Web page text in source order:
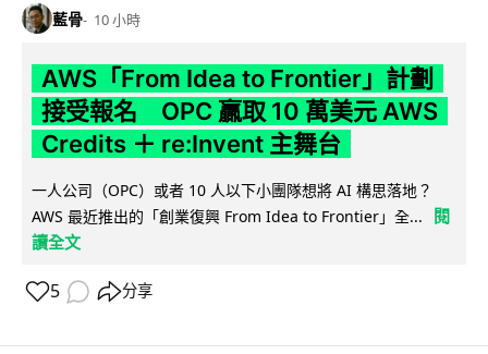
藍骨 10 小時
AWS「From Idea to Frontier」計劃
接受報名 OPC 贏取 10 萬美元 AWS
Credits ＋ re:Invent 主舞台
一人公司（OPC）或者 10 人以下小團隊想將 AI 構思落地？
AWS 最近推出的「創業復興 From Idea to Frontier」全...
閱
讀全文
5 分享